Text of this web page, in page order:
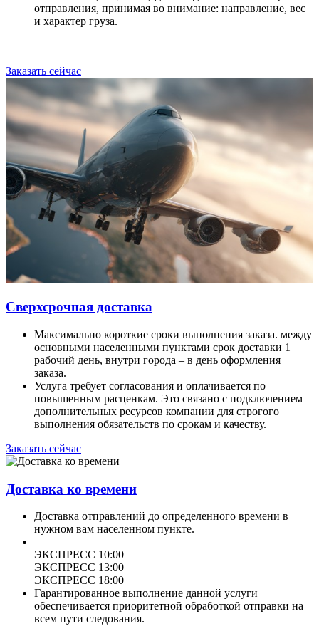
отправления, принимая во внимание: направление, вес
и характер груза.
Заказать сейчас
Сверхсрочная доставка
Максимально короткие сроки выполнения заказа. между
основными населенными пунктами срок доставки 1
рабочий день, внутри города – в день оформления
заказа.
Услуга требует согласования и оплачивается по
повышенным расценкам. Это связано с подключением
дополнительных ресурсов компании для строгого
выполнения обязательств по срокам и качеству.
Заказать сейчас
Доставка ко времени
Доставка отправлений до определенного времени в
нужном вам населенном пункте.
ЭКСПРЕСС 10:00
ЭКСПРЕСС 13:00
ЭКСПРЕСС 18:00
Гарантированное выполнение данной услуги
обеспечивается приоритетной обработкой отправки на
всем пути следования.